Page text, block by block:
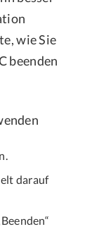
wie Sie
beenden
darauf